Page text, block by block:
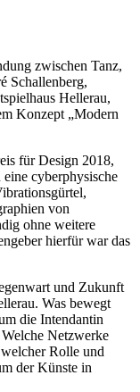
zwischen Tanz,
Schallenberg,
Hellerau,
Konzept „Modern
für Design 2018,
cyberphysische
von
ohne weitere
hierfür war das
und Zukunft
Was bewegt
die Intendantin
Netzwerke
Rolle und
der Künste in